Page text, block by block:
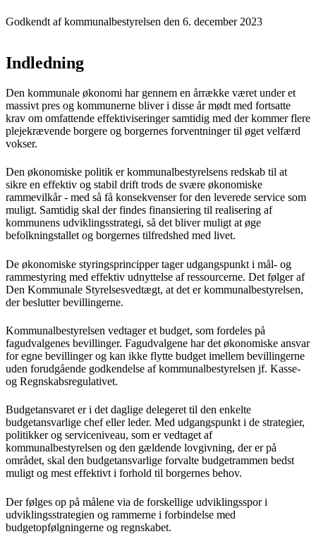
Godkendt af kommunalbestyrelsen den 6. december 2023
Indledning
Den kommunale økonomi har gennem en årrække været under et
massivt pres og kommunerne bliver i disse år mødt med fortsatte
krav om omfattende effektiviseringer samtidig med der kommer flere
plejekrævende borgere og borgernes forventninger til øget velfærd
vokser.
Den økonomiske politik er kommunalbestyrelsens redskab til at
sikre en effektiv og stabil drift trods de svære økonomiske
rammevilkår - med så få konsekvenser for den leverede service som
muligt. Samtidig skal der findes finansiering til realisering af
kommunens udviklingsstrategi, så det bliver muligt at øge
befolkningstallet og borgernes tilfredshed med livet.
De økonomiske styringsprincipper tager udgangspunkt i mål- og
rammestyring med effektiv udnyttelse af ressourcerne. Det følger af
Den Kommunale Styrelsesvedtægt, at det er kommunalbestyrelsen,
der beslutter bevillingerne.
Kommunalbestyrelsen vedtager et budget, som fordeles på
fagudvalgenes bevillinger. Fagudvalgene har det økonomiske ansvar
for egne bevillinger og kan ikke flytte budget imellem bevillingerne
uden forudgående godkendelse af kommunalbestyrelsen jf. Kasse-
og Regnskabsregulativet.
Budgetansvaret er i det daglige delegeret til den enkelte
budgetansvarlige chef eller leder. Med udgangspunkt i de strategier,
politikker og serviceniveau, som er vedtaget af
kommunalbestyrelsen og den gældende lovgivning, der er på
området, skal den budgetansvarlige forvalte budgetrammen bedst
muligt og mest effektivt i forhold til borgernes behov.
Der følges op på målene via de forskellige udviklingsspor i
udviklingsstrategien og rammerne i forbindelse med
budgetopfølgningerne og regnskabet.